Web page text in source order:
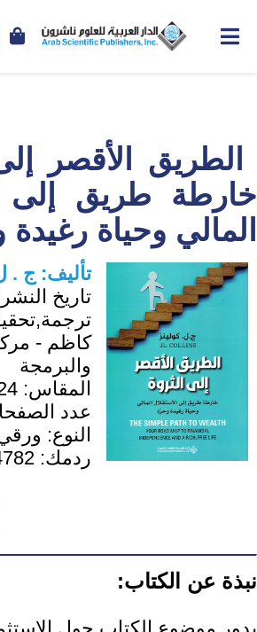
الطريق الأقصر
خارطة طريق إلى
المالي وحياة
تأليف: ج .
تاريخ
كاظم -
والبرمجة
المقاس:
عدد
النوع:
ردمك:
نبذة عن الكتاب:
يدور موضوع الكتاب حول